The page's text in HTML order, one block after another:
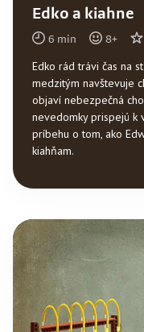
Edko a kiahne
6 min 8+
Edko rád trávi čas na
medzitým navštevuje
objaví nebezpečná
nevedomky prispejú k
príbehu o tom, ako
kiahňam.